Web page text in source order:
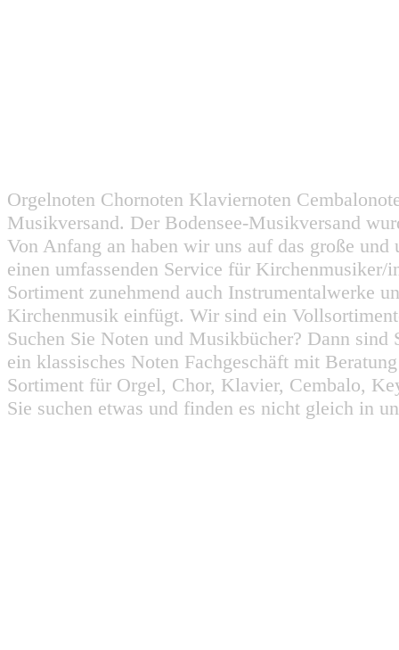
Orgelnoten Chornoten Klaviernoten
Musikversand. Der Bodensee-Musikversand
Von Anfang an haben wir uns auf das große
einen umfassenden Service für
Sortiment zunehmend auch Instrumentalwerke
Kirchenmusik einfügt. Wir sind ein
Suchen Sie Noten und Musikbücher? Dann
ein klassisches Noten Fachgeschäft mit
Sortiment für Orgel, Chor, Klavier, Cembalo,
Sie suchen etwas und finden es nicht gleich in